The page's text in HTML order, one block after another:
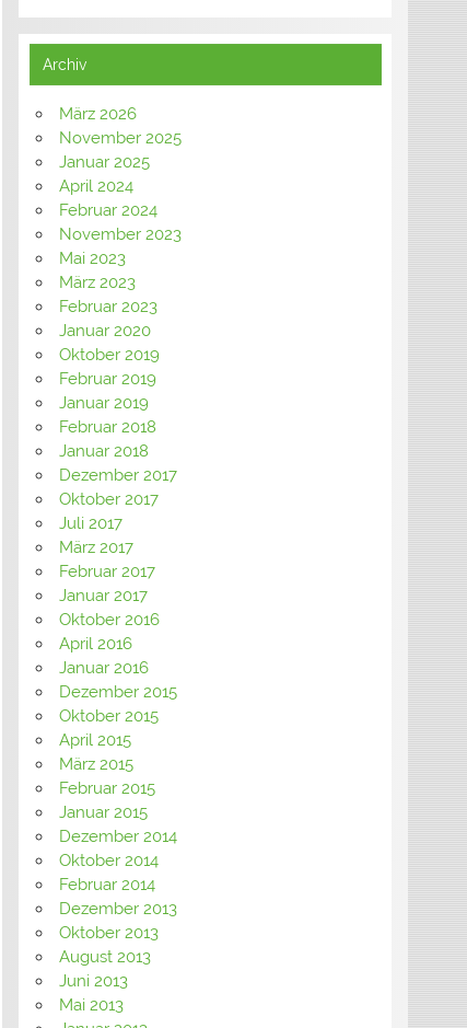
Archiv
März 2026
November 2025
Januar 2025
April 2024
Februar 2024
November 2023
Mai 2023
März 2023
Februar 2023
Januar 2020
Oktober 2019
Februar 2019
Januar 2019
Februar 2018
Januar 2018
Dezember 2017
Oktober 2017
Juli 2017
März 2017
Februar 2017
Januar 2017
Oktober 2016
April 2016
Januar 2016
Dezember 2015
Oktober 2015
April 2015
März 2015
Februar 2015
Januar 2015
Dezember 2014
Oktober 2014
Februar 2014
Dezember 2013
Oktober 2013
August 2013
Juni 2013
Mai 2013